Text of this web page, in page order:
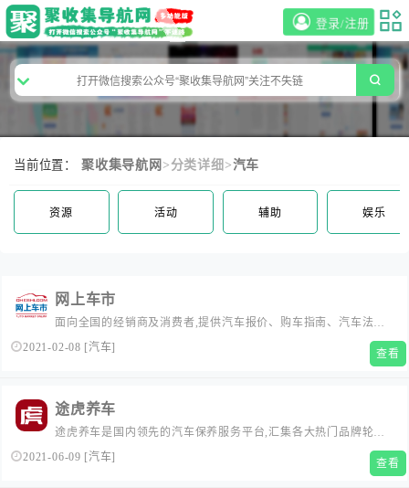
登录/注册
当前位置： 聚收集导航网 >分类详细>汽车
资源 活动 辅助 娱乐
网上车市
面向全国的经销商及消费者,提供汽车报价、购车指南、汽车法
规、车型介绍、进口汽车、国产汽车、汽车维修、二手汽车、汽
2021-02-08 [汽车] 查看
途虎养车
途虎养车是国内领先的汽车保养服务平台,汇集各大热门品牌轮
胎、机油、汽车配件。为用户解决汽车保养、更换轮胎、机油、
机滤、刹车片、电瓶、雨刷等养车难题。服务门店覆盖31个省直
2021-06-09 [汽车] 查看